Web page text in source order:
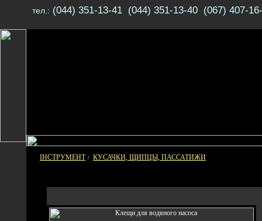
тел.: (044) 351-13-41 (044) 351-13-40 (067) 407-
ІНСТРУМЕНТ / КУСАЧКИ, ЩИПЦЫ, ПАССАТИЖИ